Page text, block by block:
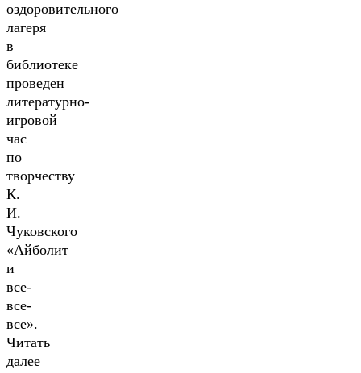
оздоровительного
лагеря
в
библиотеке
проведен
литературно-
игровой
час
по
творчеству
К.
И.
Чуковского
«Айболит
и
все-
все-
все».
Читать
далее